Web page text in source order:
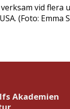
vid flera
(Foto: Emma
Akademien